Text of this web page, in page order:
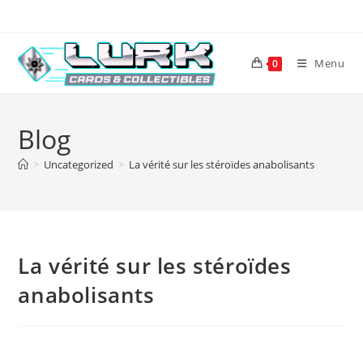
content
0 Menu
Blog
> Uncategorized > La vérité sur les stéroïdes anabolisants
La vérité sur les stéroïdes
anabolisants